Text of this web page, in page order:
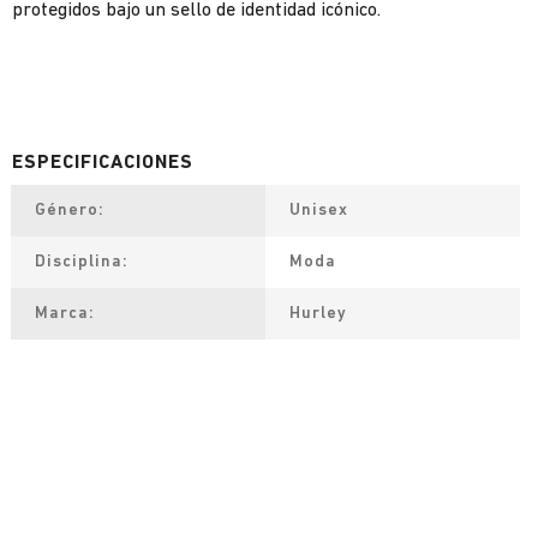
protegidos bajo un sello de identidad icónico.
Género Unisex
Disciplina Moda
Marca Hurley